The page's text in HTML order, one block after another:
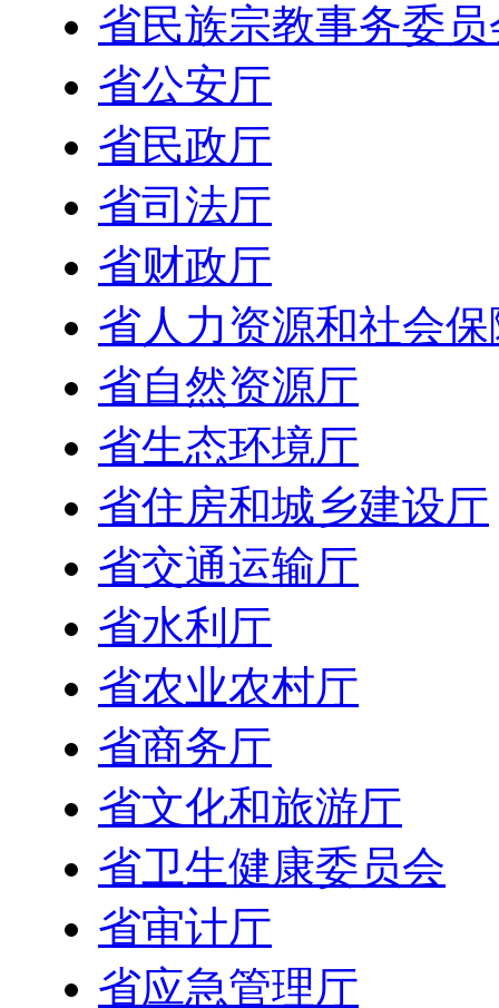
省民族宗教事务委员
省公安厅
省民政厅
省司法厅
省财政厅
省人力资源和社会
省自然资源厅
省生态环境厅
省住房和城乡建设厅
省交通运输厅
省水利厅
省农业农村厅
省商务厅
省文化和旅游厅
省卫生健康委员会
省审计厅
省应急管理厅